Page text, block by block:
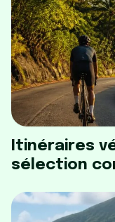
Itinéraires
sélection